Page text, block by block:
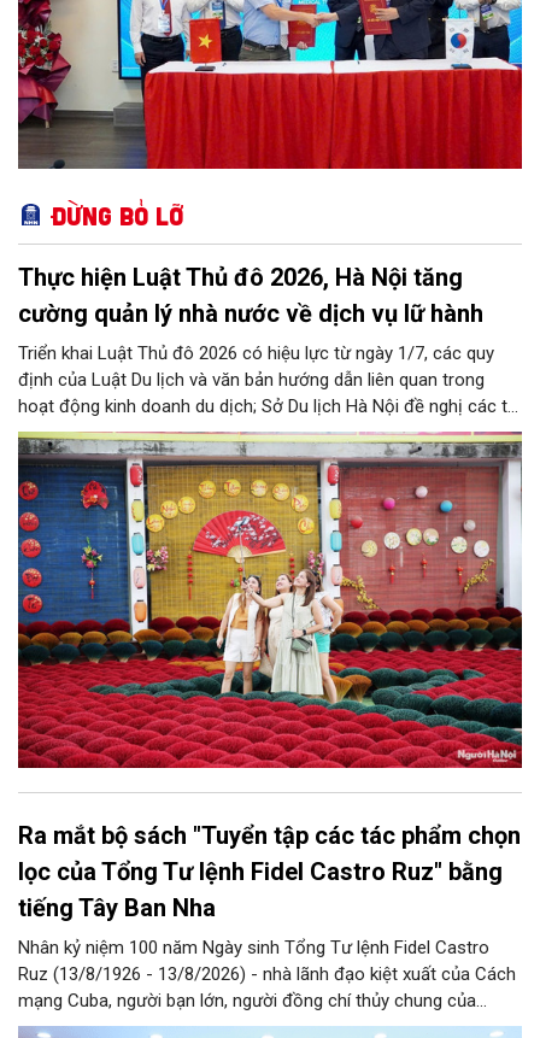
Đừng bỏ lỡ
Thực hiện Luật Thủ đô 2026, Hà Nội tăng
cường quản lý nhà nước về dịch vụ lữ hành
Triển khai Luật Thủ đô 2026 có hiệu lực từ ngày 1/7, các quy
định của Luật Du lịch và văn bản hướng dẫn liên quan trong
hoạt động kinh doanh du dịch; Sở Du lịch Hà Nội đề nghị các tổ
chức, đơn vị, doanh nghiệp kinh doanh dịch vụ lữ hành trên địa
bàn thành phố thực hiện một số nội dung quan trọng. Qua đó
góp phần thực hiện thắng lợi các mục tiêu phát triển du lịch Hà
Nội năm 2026 và giai đoạn tiếp theo.
Ra mắt bộ sách "Tuyển tập các tác phẩm chọn
lọc của Tổng Tư lệnh Fidel Castro Ruz" bằng
tiếng Tây Ban Nha
Nhân kỷ niệm 100 năm Ngày sinh Tổng Tư lệnh Fidel Castro
Ruz (13/8/1926 - 13/8/2026) - nhà lãnh đạo kiệt xuất của Cách
mạng Cuba, người bạn lớn, người đồng chí thủy chung của
Đảng, Nhà nước và nhân dân Việt Nam, chiều 5/8, tại Hà Nội,